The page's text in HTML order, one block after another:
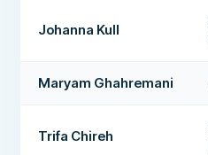
Johanna Kull
Maryam Ghahremani
Trifa Chireh